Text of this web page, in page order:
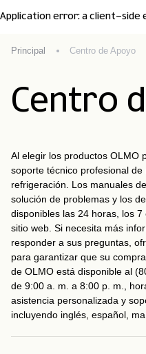
Application error: a client-side
browser console for more
Principal Centro de Apoyo
Centro
Al elegir los productos OLMO
soporte técnico profesional
refrigeración. Los manuales
solución de problemas y los
disponibles las 24 horas, los
sitio web. Si necesita más
responder a sus preguntas,
para garantizar que su
de OLMO está disponible al
de 9:00 a. m. a 8:00 p. m.,
asistencia personalizada y
incluyendo inglés, español,